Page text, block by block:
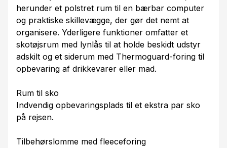
herunder et polstret rum til en bærbar computer
og praktiske skillevægge, der gør det nemt at
organisere. Yderligere funktioner omfatter et
skotøjsrum med lynlås til at holde beskidt udstyr
adskilt og et siderum med Thermoguard-foring til
opbevaring af drikkevarer eller mad.
Rum til sko
Indvendig opbevaringsplads til et ekstra par sko
på rejsen.
Tilbehørslomme med fleeceforing